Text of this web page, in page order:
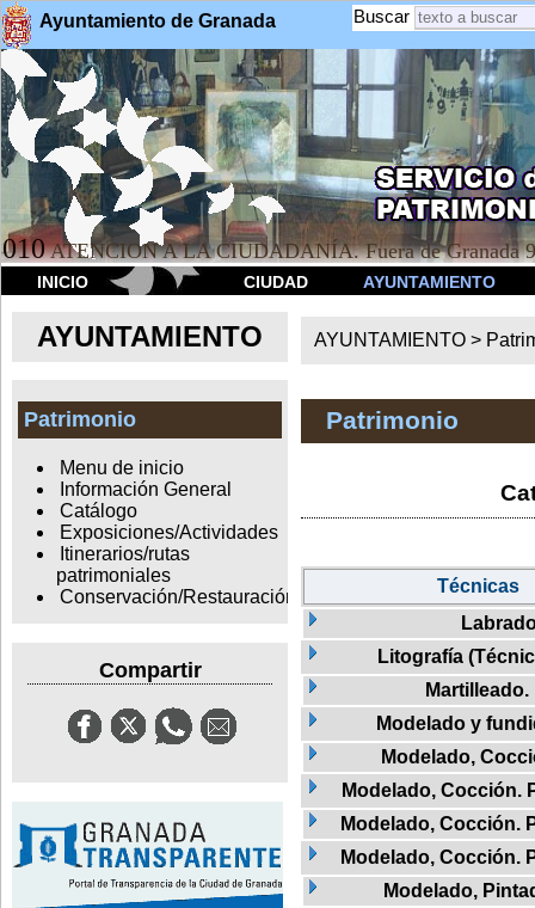
Ayuntamiento de Granada Buscar
010 ATENCION A LA CIUDADANÍA. Fuera de Granada
INICIO CIUDAD AYUNTAMIENTO
AYUNTAMIENTO
Patrimonio
Menu de inicio
Información General
Catálogo
Exposiciones/Actividades
Itinerarios/rutas
patrimoniales
Conservación/Restauración
Compartir
AYUNTAMIENTO >
Patrimonio
Técnicas
Litografía
Martilleado.
Modelado y
Modelado,
Modelado, Cocción.
Modelado, Cocción.
Modelado, Cocción.
Modelado,